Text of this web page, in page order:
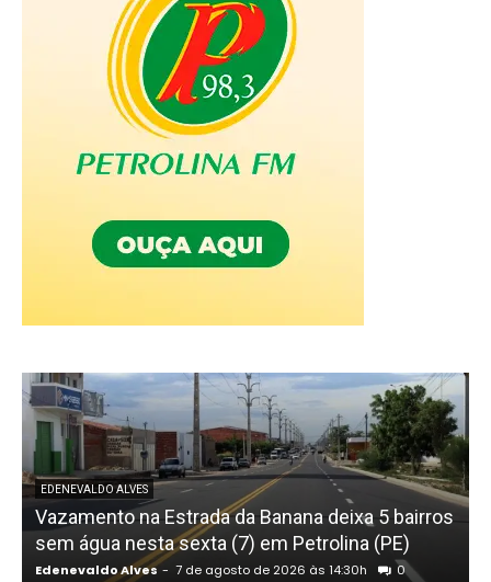
EDENEVALDO ALVES
Vazamento na Estrada da Banana deixa 5 bairros
sem água nesta sexta (7) em Petrolina (PE)
Edenevaldo Alves - 7 de agosto de 2026 às 14:30h 0